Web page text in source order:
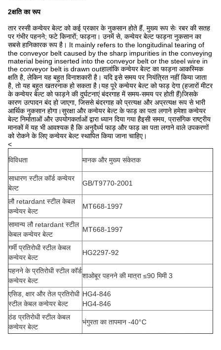
2क्षति का रूप
तार रस्सी कन्वेयर बेल्ट को कई प्रकार के नुकसान होते हैं, मुख्य रूप सेः रबर की सतह
पर गंभीर पहनने; फटे किनारों; फाड़ना। उनमें से, कन्वेयर बेल्ट फाड़ना नुकसान का
सबसे हानिकारक रूप है। It mainly refers to the longitudinal tearing of
the conveyor belt caused by the sharp impurities in the conveying
material being inserted into the conveyor belt or the steel wire in
the conveyor belt is drawn outहालांकि कन्वेयर बेल्ट का फाड़ना आकस्मिक
क्षति है, लेकिन यह बहुत विनाशकारी है। यदि इसे समय पर नियंत्रित नहीं किया जाता
है, तो यह बहुत खतरनाक हो सकता है।यह पूरे कन्वेयर बेल्ट को फाड़ देगा (हजारों मीटर
के कन्वेयर बेल्ट को फाड़ने की दुर्घटनाएं बंदरगाह में समय-समय पर होती हैं)जिसके
कारण उत्पादन बंद हो जाएगा, जिससे बंदरगाह को प्रत्यक्ष और अप्रत्यक्ष रूप से भारी
आर्थिक नुकसान होगा।सुरक्षा और कन्वेयर बेल्ट के फाड़ का पता लगाने हमेशा कन्वेयर
बेल्ट निर्माताओं और उपयोगकर्ताओं द्वारा ध्यान दिया गया हैइसी समय, प्रासंगिक राष्ट्रीय
मानकों में यह भी आवश्यक है कि अनुदैर्ध्य फाड़ और फाड़ का पता लगाने वाले उपकरणों
को रोकने के लिए कन्वेयर बेल्ट स्थापित किया जाना चाहिए।
<
विविधता
मानक और मुख्य संकेतक
साधारण स्टील कॉर्ड कन्वेयर
बेल्ट
GB/T9770-2001
लौ retardant स्टील केबल
कन्वेयर बेल्ट
MT668-1997
सामान्य लौ retardant स्टील
केबल कन्वेयर बेल्ट
MT668-1997
गर्मी प्रतिरोधी स्टील केबल
कन्वेयर बेल्ट
HG2297-92
पहनने के प्रतिरोधी स्टील कॉर्ड
कन्वेयर बेल्ट
शाओबूर पहनने की मात्रा ≤90 मिमी 3
एसिड, क्षार और तेल प्रतिरोधी
स्टील केबल कन्वेयर बेल्ट
HG4-846
HG4-846
ठंड प्रतिरोधी स्टील केबल
कन्वेयर बेल्ट
भंगुरता का तापमान -40°C